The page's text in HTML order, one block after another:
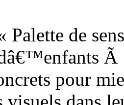
Palette de
pour